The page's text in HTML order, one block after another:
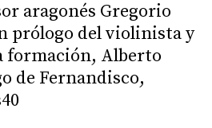
aragonés Gregorio
prólogo del violinista y
formación, Alberto
de Fernandisco,